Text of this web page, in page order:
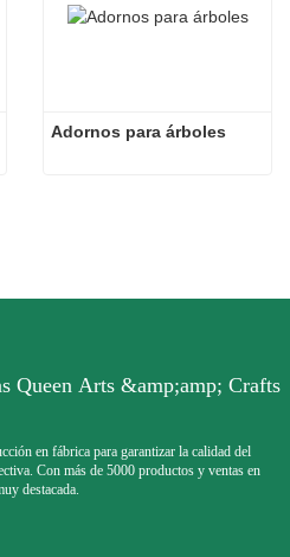
Adornos para árboles
Queen Arts &amp;amp; Crafts
en fábrica para garantizar la calidad del
Con más de 5000 productos y ventas en
destacada.